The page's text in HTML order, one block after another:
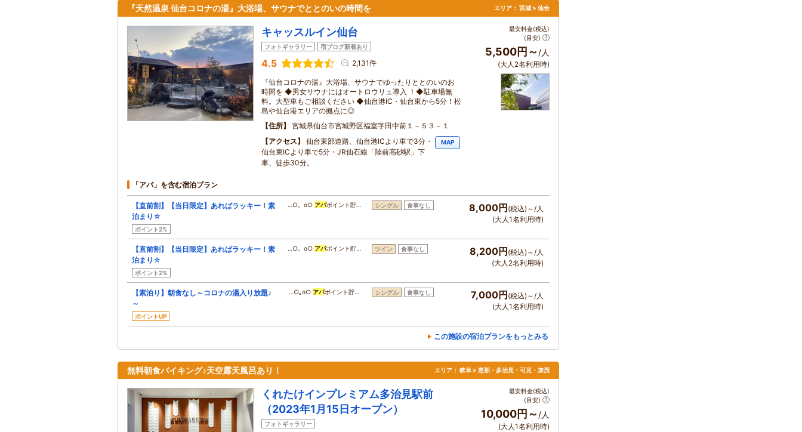
『天然温泉 仙台コロナの湯』大浴場、サウナでととのいの時間を エリア： 宮城 > 仙台
キャッスルイン仙台
フォトギャラリー 宿ブログ新着あり
4.5 2,131件
『仙台コロナの湯』大浴場、サウナでゆったりととのいのお
時間を ◆男女サウナにはオートロウリュ導入 ！◆駐車場無
料。大型車もご相談ください ◆仙台港IC・仙台東から5分！松
島や仙台港エリアの拠点に◎
住所
宮城県仙台市宮城野区福室字田中前１－５３－１
アクセス
仙台東部道路、仙台港ICより車で3分・
仙台東ICより車で5分・JR仙石線「陸前高砂駅」下
車、徒歩30分。
MAP
最安料金(税込)
(目安)
5,500円～ /人
(大人2名利用時)
「アパ」を含む宿泊プラン
【直前割】【当日限定】あればラッキー！素
泊まり☆
ポイント2%
…○。o○ アパポイント貯… シングル 食事なし 8,000円 (税込)～/人
(大人1名利用時)
【直前割】【当日限定】あればラッキー！素
泊まり☆
ポイント2%
…○。o○ アパポイント貯… ツイン 食事なし 8,200円 (税込)～/人
(大人2名利用時)
【素泊り】朝食なし～コロナの湯入り放題♪
～
ポイントUP
…○｡o○ アパポイント貯… シングル 食事なし 7,000円 (税込)～/人
(大人1名利用時)
この施設の宿泊プランをもっとみる
無料朝食バイキング♪天空露天風呂あり！ エリア： 岐阜 > 恵那・多治見・可児・加茂
くれたけインプレミアム多治見駅前
（2023年1月15日オープン）
フォトギャラリー
最安料金(税込)
(目安)
10,000円～ /人
(大人1名利用時)